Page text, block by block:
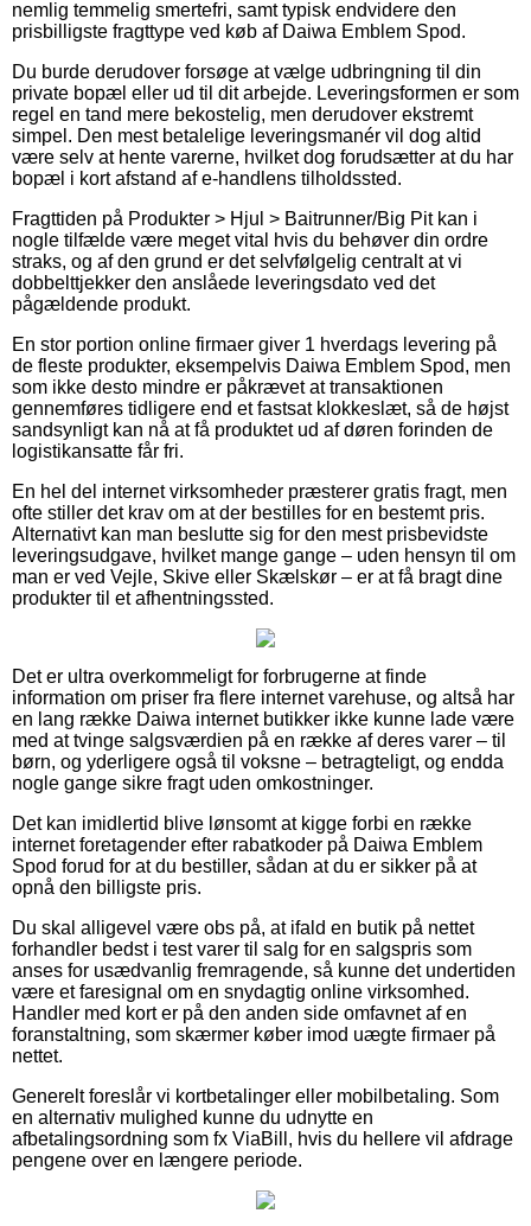
nemlig temmelig smertefri, samt typisk endvidere den
prisbilligste fragttype ved køb af Daiwa Emblem Spod.
Du burde derudover forsøge at vælge udbringning til din
private bopæl eller ud til dit arbejde. Leveringsformen er som
regel en tand mere bekostelig, men derudover ekstremt
simpel. Den mest betalelige leveringsmanér vil dog altid
være selv at hente varerne, hvilket dog forudsætter at du har
bopæl i kort afstand af e-handlens tilholdssted.
Fragttiden på Produkter > Hjul > Baitrunner/Big Pit kan i
nogle tilfælde være meget vital hvis du behøver din ordre
straks, og af den grund er det selvfølgelig centralt at vi
dobbelttjekker den anslåede leveringsdato ved det
pågældende produkt.
En stor portion online firmaer giver 1 hverdags levering på
de fleste produkter, eksempelvis Daiwa Emblem Spod, men
som ikke desto mindre er påkrævet at transaktionen
gennemføres tidligere end et fastsat klokkeslæt, så de højst
sandsynligt kan nå at få produktet ud af døren forinden de
logistikansatte får fri.
En hel del internet virksomheder præsterer gratis fragt, men
ofte stiller det krav om at der bestilles for en bestemt pris.
Alternativt kan man beslutte sig for den mest prisbevidste
leveringsudgave, hvilket mange gange – uden hensyn til om
man er ved Vejle, Skive eller Skælskør – er at få bragt dine
produkter til et afhentningssted.
Det er ultra overkommeligt for forbrugerne at finde
information om priser fra flere internet varehuse, og altså har
en lang række Daiwa internet butikker ikke kunne lade være
med at tvinge salgsværdien på en række af deres varer – til
børn, og yderligere også til voksne – betragteligt, og endda
nogle gange sikre fragt uden omkostninger.
Det kan imidlertid blive lønsomt at kigge forbi en række
internet foretagender efter rabatkoder på Daiwa Emblem
Spod forud for at du bestiller, sådan at du er sikker på at
opnå den billigste pris.
Du skal alligevel være obs på, at ifald en butik på nettet
forhandler bedst i test varer til salg for en salgspris som
anses for usædvanlig fremragende, så kunne det undertiden
være et faresignal om en snydagtig online virksomhed.
Handler med kort er på den anden side omfavnet af en
foranstaltning, som skærmer køber imod uægte firmaer på
nettet.
Generelt foreslår vi kortbetalinger eller mobilbetaling. Som
en alternativ mulighed kunne du udnytte en
afbetalingsordning som fx ViaBill, hvis du hellere vil afdrage
pengene over en længere periode.